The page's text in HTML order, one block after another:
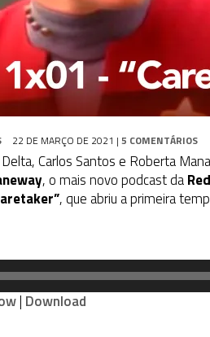
22 DE MARÇO DE 2021 | 5 COMENTÁRIOS
Carlos Santos e Roberta
, o mais novo podcast da
, que abriu a primeira
| Download